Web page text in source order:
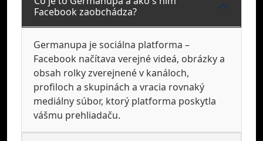
Facebook zaobchádza?
Germanupa je sociálna platforma –
Facebook načítava verejné videá, obrázky a
obsah rolky zverejnené v kanáloch,
profiloch a skupinách a vracia rovnaký
mediálny súbor, ktorý platforma poskytla
vášmu prehliadaču.